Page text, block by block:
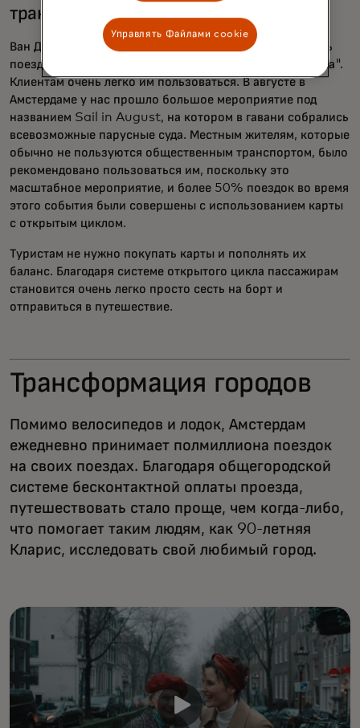
транспорта в Нидерландах?
Ван Дейк: Допустим, в масштабах всей страны четверть
поездок уже совершается по системе "открытого цикла".
Клиентам очень легко им пользоваться. В августе в
Амстердаме у нас прошло большое мероприятие под
названием Sail in August, на котором в гавани собрались
всевозможные парусные суда. Местным жителям, которые
обычно не пользуются общественным транспортом, было
рекомендовано пользоваться им, поскольку это
масштабное мероприятие, и более 50% поездок во время
этого события были совершены с использованием карты
с открытым циклом.
Туристам не нужно покупать карты и пополнять их
баланс. Благодаря системе открытого цикла пассажирам
становится очень легко просто сесть на борт и
отправиться в путешествие.
Трансформация городов
Помимо велосипедов и лодок, Амстердам
ежедневно принимает полмиллиона поездок
на своих поездах. Благодаря общегородской
системе бесконтактной оплаты проезда,
путешествовать стало проще, чем когда-либо,
что помогает таким людям, как 90-летняя
Кларис, исследовать свой любимый город.
Управлять Файлами cookie